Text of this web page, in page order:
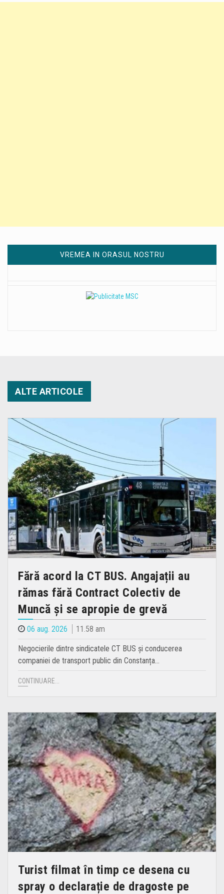
VREMEA IN ORASUL NOSTRU
ALTE ARTICOLE
Fără acord la CT BUS. Angajații au
rămas fără Contract Colectiv de
Muncă și se apropie de grevă
06 aug. 2026 11.58 am
Negocierile dintre sindicatele CT BUS și conducerea
companiei de transport public din Constanța…
CONTINUARE...
Turist filmat în timp ce desena cu
spray o declarație de dragoste pe